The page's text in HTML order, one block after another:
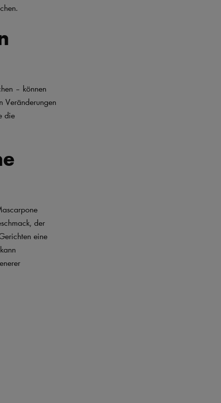
– können
Veränderungen
die
der
eine